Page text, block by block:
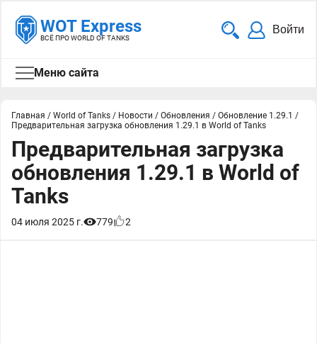
WOT Express
ВСЁ ПРО WORLD OF TANKS
Войти
Меню сайта
Главная / World of Tanks / Новости / Обновления / Обновление 1.29.1 /
Предварительная загрузка обновления 1.29.1 в World of Tanks
Предварительная загрузка
обновления 1.29.1 в World of
Tanks
04 июля 2025 г. 779 2